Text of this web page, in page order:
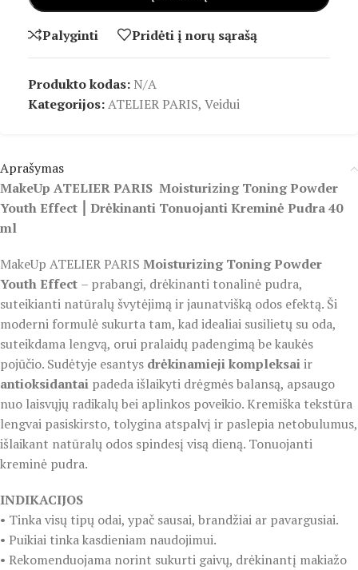
Palyginti Pridėti į norų sąrašą
Produkto kodas: N/A
Kategorijos:ATELIER PARIS, Veidui
Aprašymas
MakeUp ATELIER PARIS Moisturizing Toning Powder
Youth Effect ⎮ Drėkinanti Tonuojanti Kreminė Pudra 40
ml
MakeUp ATELIER PARIS Moisturizing Toning Powder
Youth Effect – prabangi, drėkinanti tonalinė pudra,
suteikianti natūralų švytėjimą ir jaunatvišką odos efektą. Ši
moderni formulė sukurta tam, kad idealiai susilietų su oda,
suteikdama lengvą, orui pralaidų padengimą be kaukės
pojūčio. Sudėtyje esantys drėkinamieji kompleksaiir
antioksidantai padeda išlaikyti drėgmės balansą, apsaugo
nuo laisvųjų radikalų bei aplinkos poveikio. Kremiška tekstūra
lengvai pasiskirsto, tolygina atspalvį ir paslepia netobulumus,
išlaikant natūralų odos spindesį visą dieną. Tonuojanti
kreminė pudra.
INDIKACIJOS
• Tinka visų tipų odai, ypač sausai, brandžiai ar pavargusiai.
• Puikiai tinka kasdieniam naudojimui.
• Rekomenduojama norint sukurti gaivų, drėkinantį makiažo